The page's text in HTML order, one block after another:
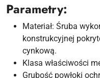
Parametry:
Materiał: Śruba
konstrukcyjnej
cynkową.
Klasa właściwości
Grubość powłoki